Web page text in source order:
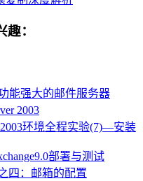
：
能强大的邮件服务器
2003
环境全程实验(7)—安装
部署与测试
四：邮箱的配置